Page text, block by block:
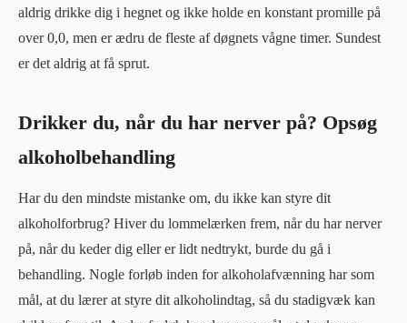
aldrig drikke dig i hegnet og ikke holde en konstant promille på
over 0,0, men er ædru de fleste af døgnets vågne timer. Sundest
er det aldrig at få sprut.
Drikker du, når du har nerver på? Opsøg
alkoholbehandling
Har du den mindste mistanke om, du ikke kan styre dit
alkoholforbrug? Hiver du lommelærken frem, når du har nerver
på, når du keder dig eller er lidt nedtrykt, burde du gå i
behandling. Nogle forløb inden for alkoholafvænning har som
mål, at du lærer at styre dit alkoholindtag, så du stadigvæk kan